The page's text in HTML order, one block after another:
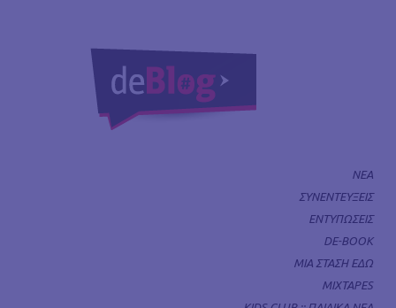
ΝΕΑ
ΣΥΝΕΝΤΕΥΞΕΙΣ
ΕΝΤΥΠΩΣΕΙΣ
DE-BOOK
ΜΙΑ ΣΤΑΣΗ ΕΔΩ
MIXTAPES